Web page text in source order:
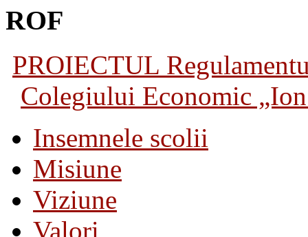
ROF
PROIECTUL
Colegiului Economic
Insemnele scolii
Misiune
Viziune
Valori